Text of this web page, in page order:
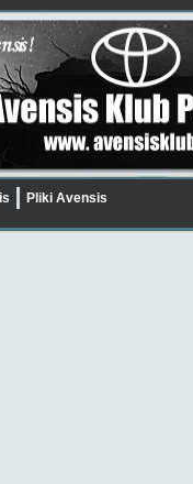
Pliki Avensis